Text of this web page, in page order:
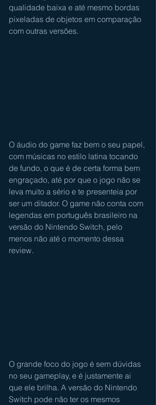
qualidade baixa e até mesmo bordas
pixeladas de objetos em comparação
com outras versões.
O áudio do game faz bem o seu papel,
com músicas no estilo latina tocando
de fundo, o que é de certa forma bem
engraçado, até por que o jogo não se
leva muito a sério e te presenteia por
ser um ditador. O game não conta com
legendas em português brasileiro na
versão do Nintendo Switch, pelo
menos não até o momento dessa
review.
O grande foco do jogo é sem dúvidas
no seu gameplay, e é justamente ai
que ele brilha. A versão do Nintendo
Switch pode não ter os mesmos